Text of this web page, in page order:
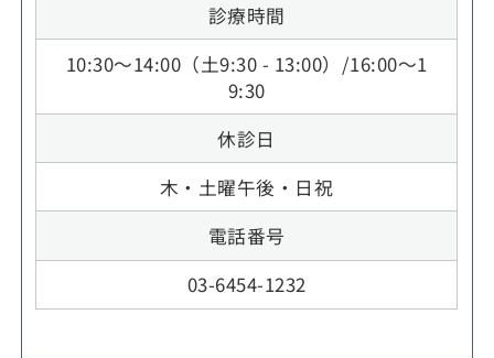
診療時間
10:30～14:00（土9:30 - 13:00）/16:00～1
9:30
休診日
木・土曜午後・日祝
電話番号
03-6454-1232